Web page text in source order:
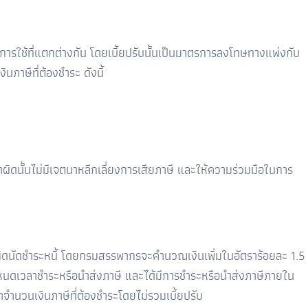
รใช้ที่แตกต่างกัน โดยเบี้ยปรับนั้นเป็นมาตรการลงโทษทางแพ่งกับ
นภาษีที่ต้องชำระ ดังนี้
นั้นไม่มีเจตนาหลีกเลี่ยงการเสียภาษี และให้ความร่วมมือในการ
ดชำระหนี้ โดยกรมสรรพากรจะคำนวณเงินเพิ่มในอัตราร้อยละ 1.5
วลาชำระหรือนำส่งภาษี และได้มีการชำระหรือนำส่งภาษีภายใน
นวนเงินภาษีที่ต้องชำระโดยไม่รวมเบี้ยปรับ